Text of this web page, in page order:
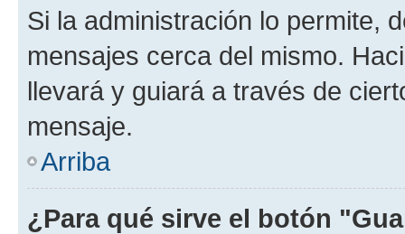
Si la administración lo permite,
mensajes cerca del mismo.
llevará y guiará a través de
mensaje.
Arriba
¿Para qué sirve el botón